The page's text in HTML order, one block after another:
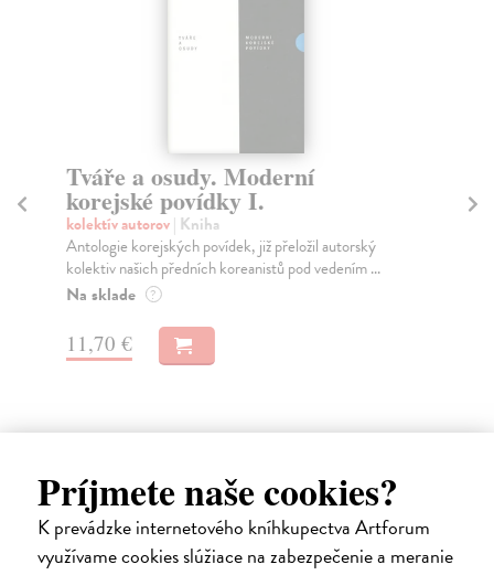
Príjmete naše cookies?
K prevádzke internetového kníhkupectva Artforum
využívame cookies slúžiace na zabezpečenie a meranie
přeložil autorský
pod vedením ...
Dinosauři v ulicích
kolektív autorov
Naposledy u nás vyšla antologie moderní
poezie v roce 1989. Výbor Dítě na
Na sklade ?
Ďalšie z kategórie hudba,